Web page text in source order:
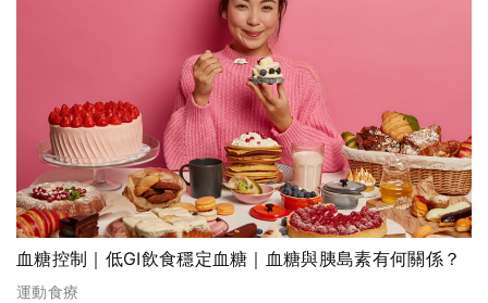
血糖控制｜低GI飲食穩定血糖｜血糖與胰島素有何關係？
運動食療